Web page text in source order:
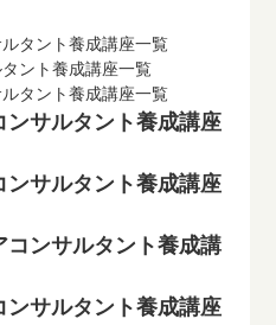
タント養成講座一覧
ント養成講座一覧
タント養成講座一覧
サルタント養成講座
サルタント養成講座
ンサルタント養成講
サルタント養成講座